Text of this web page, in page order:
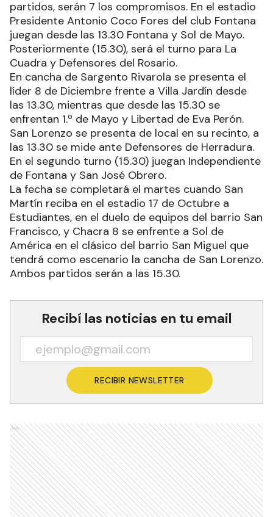
partidos, serán 7 los compromisos. En el estadio
Presidente Antonio Coco Fores del club Fontana
juegan desde las 13.30 Fontana y Sol de Mayo.
Posteriormente (15.30), será el turno para La
Cuadra y Defensores del Rosario.
En cancha de Sargento Rivarola se presenta el
líder 8 de Diciembre frente a Villa Jardín desde
las 13.30, mientras que desde las 15.30 se
enfrentan 1.º de Mayo y Libertad de Eva Perón.
San Lorenzo se presenta de local en su recinto, a
las 13.30 se mide ante Defensores de Herradura.
En el segundo turno (15.30) juegan Independiente
de Fontana y San José Obrero.
La fecha se completará el martes cuando San
Martín reciba en el estadio 17 de Octubre a
Estudiantes, en el duelo de equipos del barrio San
Francisco, y Chacra 8 se enfrente a Sol de
América en el clásico del barrio San Miguel que
tendrá como escenario la cancha de San Lorenzo.
Ambos partidos serán a las 15.30.
Recibí las noticias en tu email
RECIBIR NEWSLETTER
Ads